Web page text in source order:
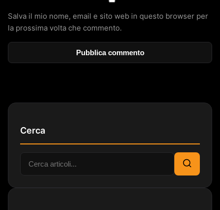
Salva il mio nome, email e sito web in questo browser per
la prossima volta che commento.
Cerca
Cerca:
Cerca